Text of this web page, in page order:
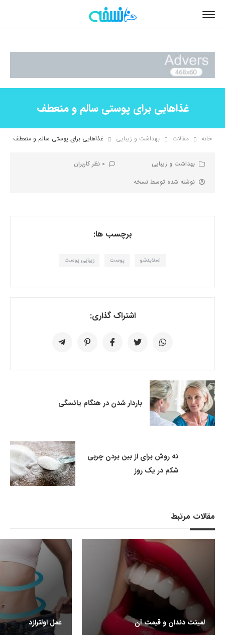
غذاهایی برای پوستی سالم و منعطف
خانه مقالات بهداشت و زیبایی غذاهایی برای پوستی سالم و منعطف
بهداشت و زیبایی
0 نظر کاربران
نوشته شده توسط نسخه
برچسب ها:
اسلایدشو پوست زیبایی پوست
اشتراک گذاری:
باردار شدن در هنگام یائسگی
نه روش برای از بین بردن چربی
شکم در یک روز
مقالات مرتبط
لمینت دندان و قیمت آن عمل اولترازد